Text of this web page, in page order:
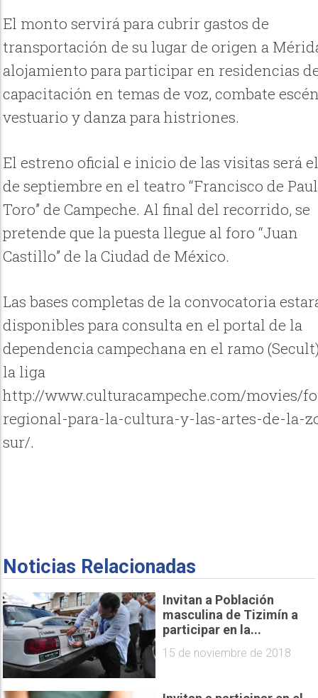
El monto servirá para cubrir gastos de
transportación de su lugar de origen a
alojamiento para participar en residencias
capacitación en temas de voz, combate
vestuario y danza para histriones.
El estreno oficial e inicio de las visitas será
de septiembre en el teatro “Francisco de
Toro” de Campeche. Al final del recorrido, se
pretende que la puesta llegue al foro “Juan
Castillo” de la Ciudad de México.
Las bases completas de la convocatoria
disponibles para consulta en el portal de la
dependencia campechana en el ramo
la liga
http://www.culturacampeche.com/movies/
regional-para-la-cultura-y-las-artes-de-la-
sur/.
Noticias Relacionadas
Invitan a Población
masculina de Tizimín a
participar en la...
15 de noviembre de 2018